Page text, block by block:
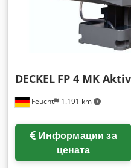
Feucht 1.191 km
DECKEL FP 4 MK Aktiv
цената